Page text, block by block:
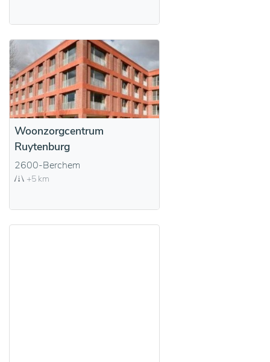
Woonzorgcentrum
Ruytenburg
2600-Berchem
+5 km